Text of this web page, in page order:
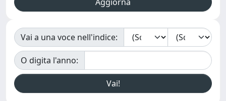
Vai a una voce nell'indice:
O digita l'anno: